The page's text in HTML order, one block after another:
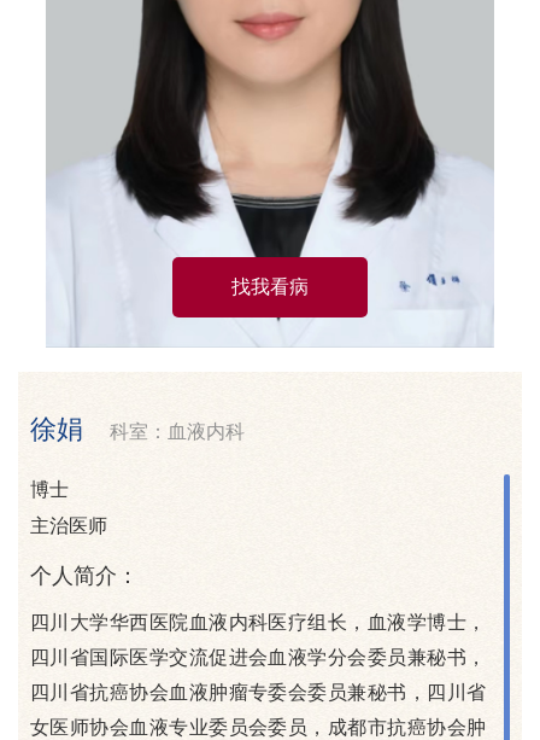
找我看病
徐娟 科室：血液内科
博士
主治医师
个人简介：
四川大学华西医院血液内科医疗组长，血液学博士，
四川省国际医学交流促进会血液学分会委员兼秘书，
四川省抗癌协会血液肿瘤专委会委员兼秘书，四川省
女医师协会血液专业委员会委员，成都市抗癌协会肿